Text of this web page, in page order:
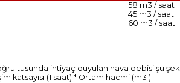
58 m3 / saat
45 m3 / saat
60 m3 / saat
ihtiyaç duyulan hava debisi şu
katsayısı (1 saat) * Ortam hacmi (m3 )